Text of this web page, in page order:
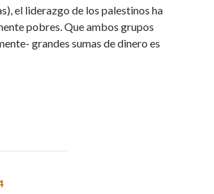
el liderazgo de los palestinos ha
pobres. Que ambos grupos
grandes sumas de dinero es